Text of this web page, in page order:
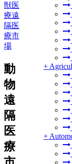
+
+
獣医
療遠
隔医
療市
場
動
物
遠
隔
医
療